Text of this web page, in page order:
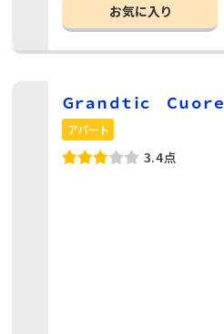
お気に入り
Ｇｒａｎｄｔｉｃ Ｃｕｏｒｅ
アパート
3.4点